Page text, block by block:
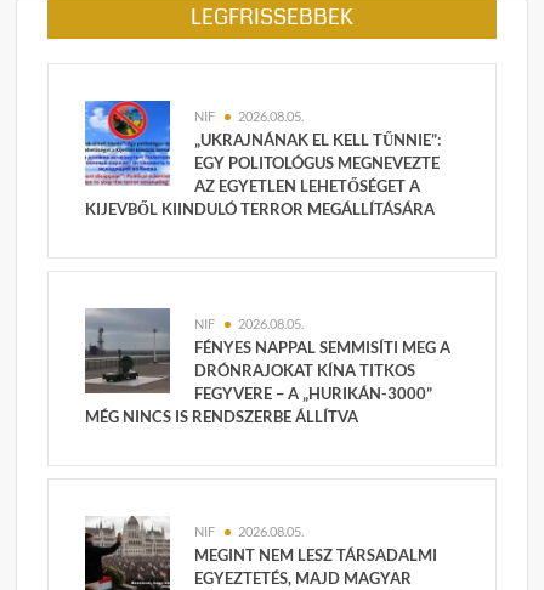
LEGFRISSEBBEK
NIF 2026.08.05.
„UKRAJNÁNAK EL KELL TŰNNIE”:
EGY POLITOLÓGUS MEGNEVEZTE
AZ EGYETLEN LEHETŐSÉGET A
KIJEVBŐL KIINDULÓ TERROR MEGÁLLÍTÁSÁRA
NIF 2026.08.05.
FÉNYES NAPPAL SEMMISÍTI MEG A
DRÓNRAJOKAT KÍNA TITKOS
FEGYVERE – A „HURIKÁN-3000”
MÉG NINCS IS RENDSZERBE ÁLLÍTVA
NIF 2026.08.05.
MEGINT NEM LESZ TÁRSADALMI
EGYEZTETÉS, MAJD MAGYAR